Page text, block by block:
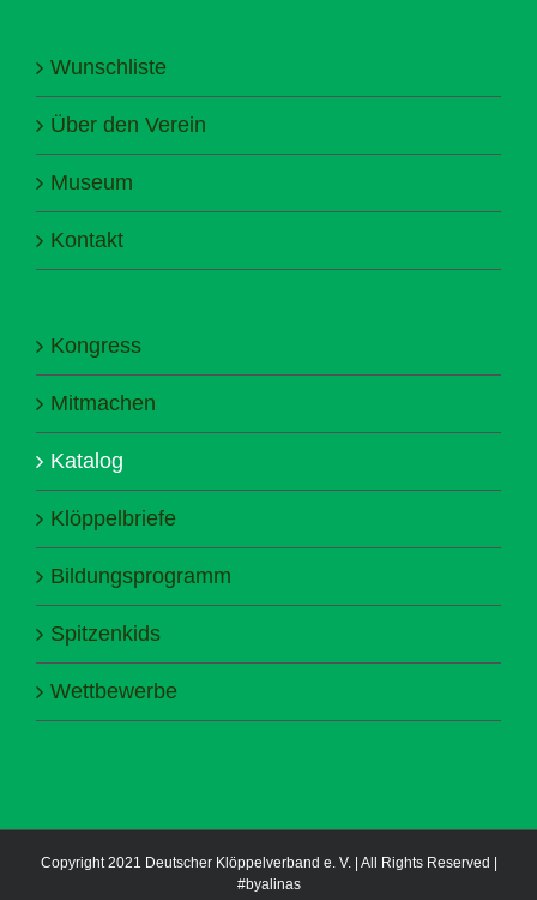
Wunschliste
Über den Verein
Museum
Kontakt
Kongress
Mitmachen
Katalog
Klöppelbriefe
Bildungsprogramm
Spitzenkids
Wettbewerbe
Copyright 2021 Deutscher Klöppelverband e. V. | All Rights Reserved |
#byalinas